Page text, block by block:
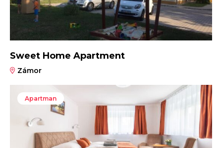
Sweet Home Apartment
Zámor
Apartman